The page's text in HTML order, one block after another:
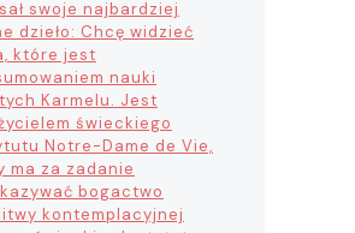
swoje najbardziej
dzieło: Chcę widzieć
które jest
nauki
Karmelu. Jest
świeckiego
Notre-Dame de Vie,
ma za zadanie
bogactwo
kontemplacyjnej